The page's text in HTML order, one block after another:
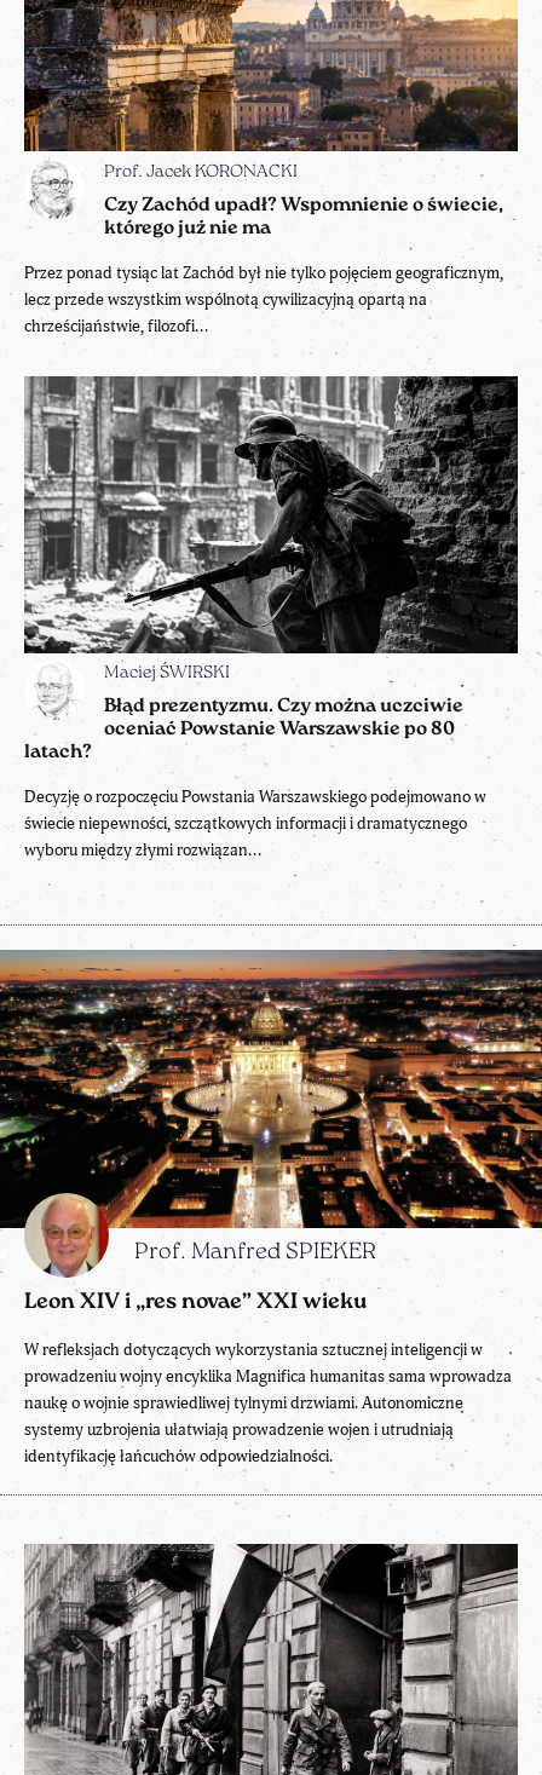
Prof. Jacek KORONACKI
Czy Zachód upadł? Wspomnienie o świecie,
którego już nie ma
Przez ponad tysiąc lat Zachód był nie tylko pojęciem geograficznym,
lecz przede wszystkim wspólnotą cywilizacyjną opartą na
chrześcijaństwie, filozofi...
Maciej ŚWIRSKI
Błąd prezentyzmu. Czy można uczciwie
oceniać Powstanie Warszawskie po 80
latach?
Decyzję o rozpoczęciu Powstania Warszawskiego podejmowano w
świecie niepewności, szczątkowych informacji i dramatycznego
wyboru między złymi rozwiązan...
Prof. Manfred SPIEKER
Leon XIV i „res novae” XXI wieku
W refleksjach dotyczących wykorzystania sztucznej inteligencji w
prowadzeniu wojny encyklika Magnifica humanitas sama wprowadza
naukę o wojnie sprawiedliwej tylnymi drzwiami. Autonomiczne
systemy uzbrojenia ułatwiają prowadzenie wojen i utrudniają
identyfikację łańcuchów odpowiedzialności.